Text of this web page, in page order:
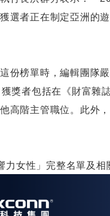
選者正在制定亞洲的
這份榜單時，編輯團隊
獎者包括在《財富雜
高階主管職位。此外
力女性」完整名單及相